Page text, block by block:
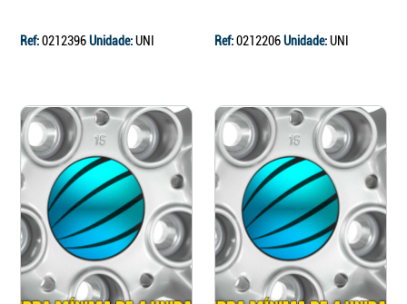
Ref:0212396Unidade:UNI Ref:0212206Unidade:UNI